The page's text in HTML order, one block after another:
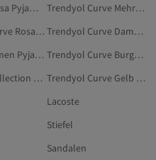
Schiesser Rosa Pyjama-Sets
Trendyol Curve Mehrfarbig Schlafanzüge
Trendyol Curve Rosa T-Shirts In Übergröße
Trendyol Curve Damen Schlafanzüge
Schwarz Damen Pyjama-Sets In Übergröße
Trendyol Curve Burgundrot Unterwäsche & Nachtwäsche
Trendyol Collection Damen Pyjama-Sets In Übergröße
Trendyol Curve Gelb Schlafanzüge
Lacoste
Stiefel
Sandalen